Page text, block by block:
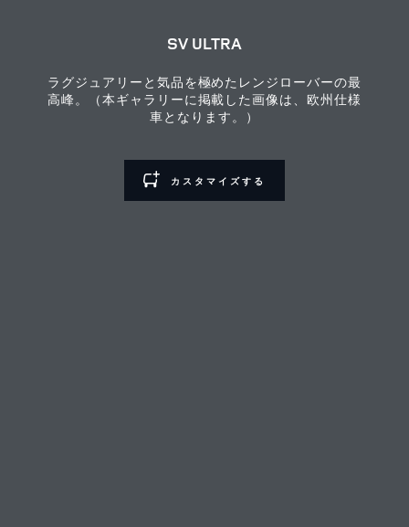
SV ULTRA
ラグジュアリーと気品を極めたレンジローバーの最
高峰。（本ギャラリーに掲載した画像は、欧州仕様
車となります。）
カスタマイズする